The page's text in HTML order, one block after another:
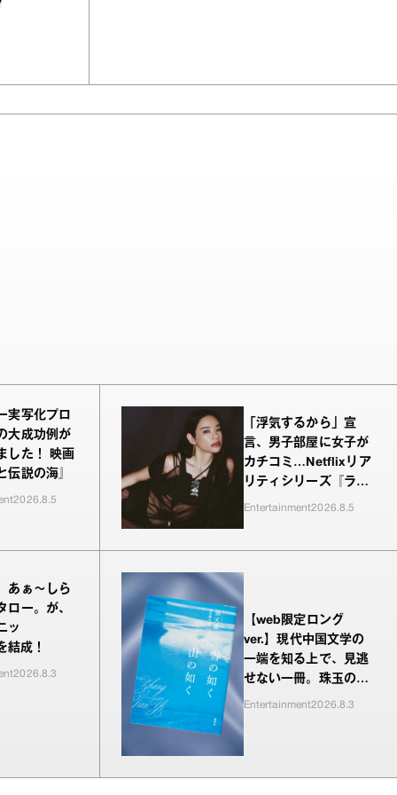
実写化プロ
大成功例が
した！ 映画
伝説の海』
2026.8.5
「浮気するから」宣
言、男子部屋に女子が
カチコミ…Netflixリア
リティシリーズ『ラヴ
上等』シーズン2、新
Entertainment2026.8.5
あぁ〜しら
ロー。が、
ッ
結成！
2026.8.3
【web限定ロング
ver.】現代中国文学の
一端を知る上で、見逃
せない一冊。珠玉の編
が並ぶ『雪の如く山の
Entertainment2026.8.3